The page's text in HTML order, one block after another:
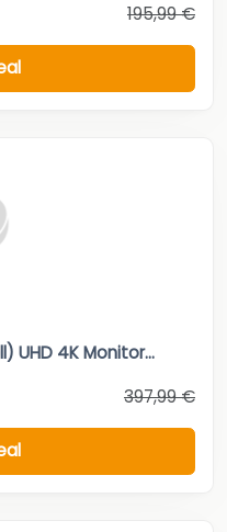
195,99 €
UHD 4K Monitor...
397,99 €